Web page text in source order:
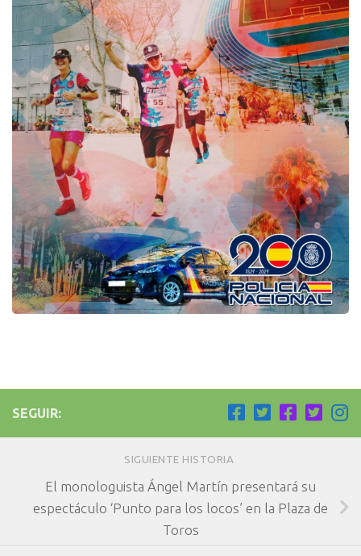
SEGUIR:
SIGUIENTE HISTORIA
El monologuista Ángel Martín presentará su
espectáculo ‘Punto para los locos’ en la Plaza de
Toros